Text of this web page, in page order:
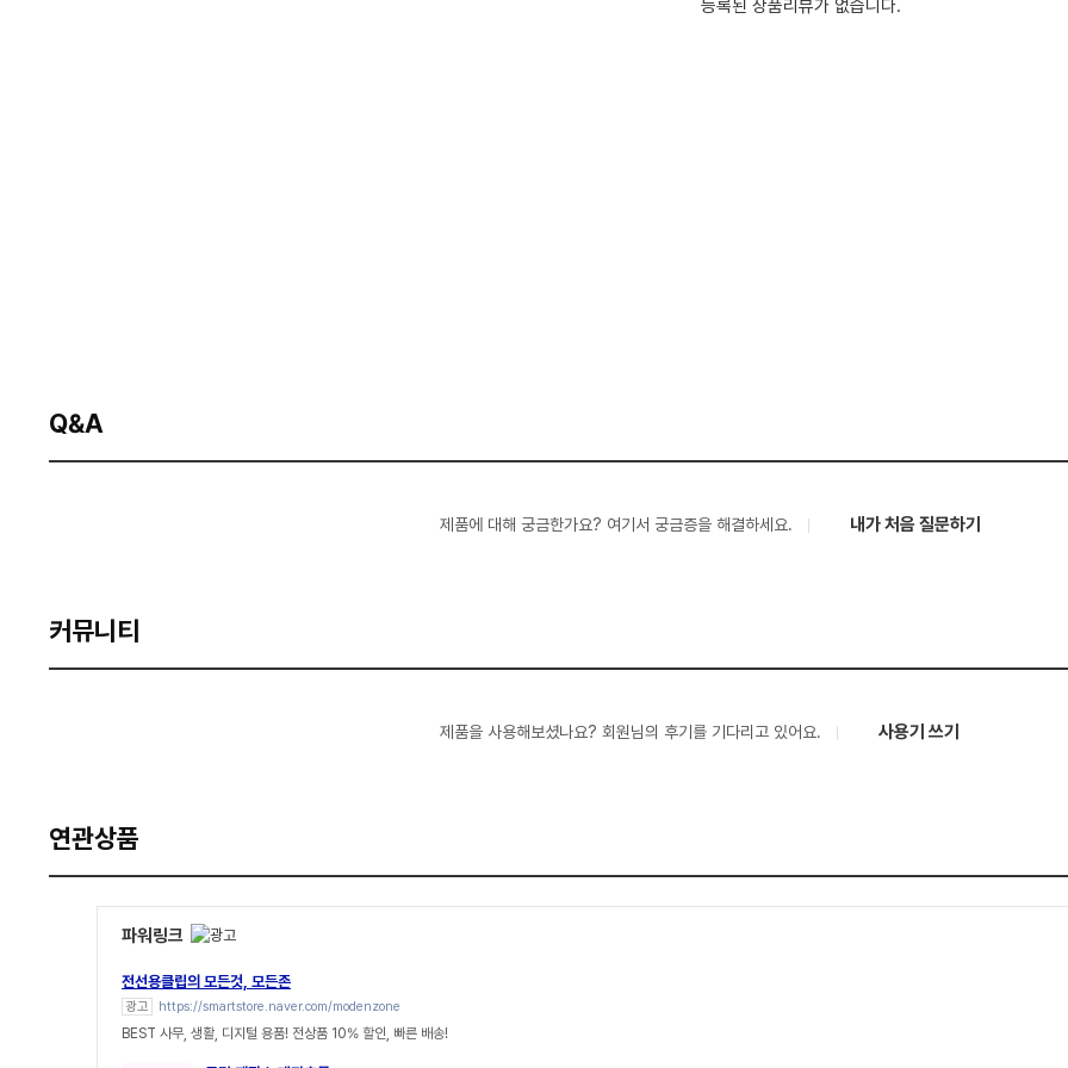
등록된 상품리뷰가 없습니다.
Q&A
제품에 대해 궁금한가요? 여기서 궁금증을 해결하세요. 내가 처음 질문하기
커뮤니티
제품을 사용해보셨나요? 회원님의 후기를 기다리고 있어요. 사용기 쓰기
연관상품
파워링크
전선용클립의 모든것, 모든존
광고 https://smartstore.naver.com/modenzone
BEST 사무, 생활, 디지털 용품! 전상품 10% 할인, 빠른 배송!